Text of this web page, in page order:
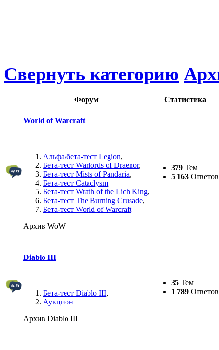
Свернуть категорию
Форум Статистика
World of Warcraft
Альфа/бета-тест Legion,
Бета-тест Warlords of Draenor,
Бета-тест Mists of Pandaria,
Бета-тест Cataclysm,
Бета-тест Wrath of the Lich King,
Бета-тест The Burning Crusade,
Бета-тест World of Warcraft
Архив WoW
379 Тем
5 163 Ответов
Diablo III
Бета-тест Diablo III,
Аукцион
Архив Diablo III
35 Тем
1 789 Ответов